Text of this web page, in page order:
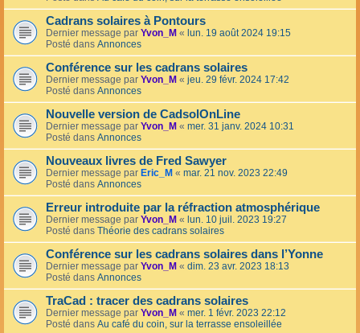
Cadrans solaires à Pontours
Dernier message par Yvon_M « lun. 19 août 2024 19:15
Posté dans Annonces
Conférence sur les cadrans solaires
Dernier message par Yvon_M « jeu. 29 févr. 2024 17:42
Posté dans Annonces
Nouvelle version de CadsolOnLine
Dernier message par Yvon_M « mer. 31 janv. 2024 10:31
Posté dans Annonces
Nouveaux livres de Fred Sawyer
Dernier message par Eric_M « mar. 21 nov. 2023 22:49
Posté dans Annonces
Erreur introduite par la réfraction atmosphérique
Dernier message par Yvon_M « lun. 10 juil. 2023 19:27
Posté dans Théorie des cadrans solaires
Conférence sur les cadrans solaires dans l’Yonne
Dernier message par Yvon_M « dim. 23 avr. 2023 18:13
Posté dans Annonces
TraCad : tracer des cadrans solaires
Dernier message par Yvon_M « mer. 1 févr. 2023 22:12
Posté dans Au café du coin, sur la terrasse ensoleillée